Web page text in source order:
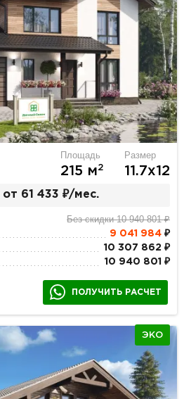
Площадь
215 м2
Размер
11.7х12
от 61 433 ₽/мес.
Без скидки 10 940 801 ₽
9 041 984₽
10 307 862 ₽
10 940 801 ₽
ПОЛУЧИТЬ РАСЧЕТ
ЭКО